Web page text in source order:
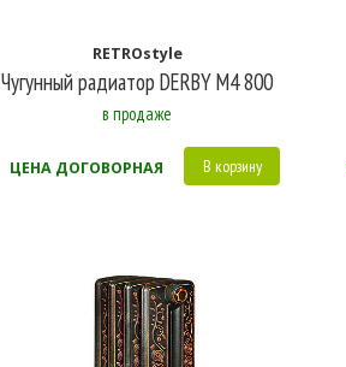
RETROstyle
Чугунный радиатор DERBY M4 800
в продаже
ЦЕНА ДОГОВОРНАЯ В корзину